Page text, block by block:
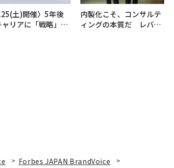
土)開催〉5年後
ャリアに「戦略」は
内製化こそ、コンサルテ
ィングの本質だ レバレ
Forbes JAPAN BrandVoice